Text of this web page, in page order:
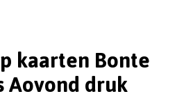
kaarten Bonte
Aovond druk